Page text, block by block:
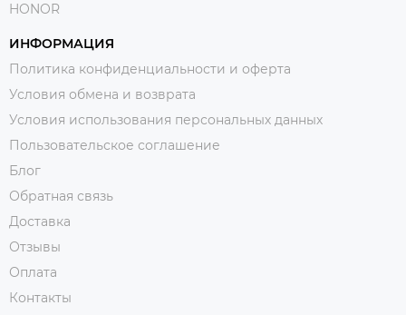
HONOR
ИНФОРМАЦИЯ
Политика конфиденциальности и оферта
Условия обмена и возврата
Условия использования персональных данных
Пользовательское соглашение
Блог
Обратная связь
Доставка
Отзывы
Оплата
Контакты